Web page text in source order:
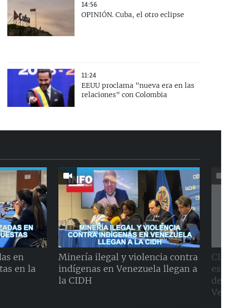
14:56
OPINIÓN. Cuba, el otro eclipse
11:24
EEUU proclama "nueva era en las
relaciones" con Colombia
en
en la
Minería ilegal y violencia contra
indígenas en Venezuela llegan a
la CIDH